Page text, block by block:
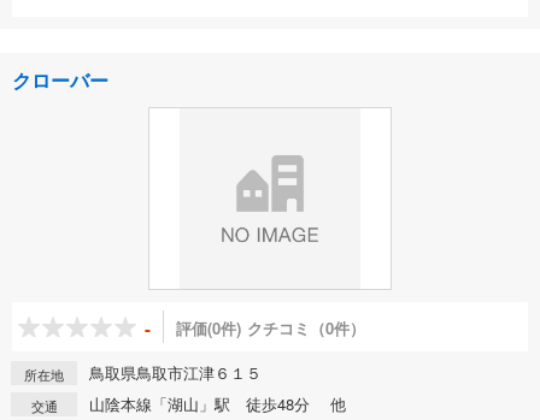
クローバー
- 評価(0件) クチコミ（0件）
所在地 鳥取県鳥取市江津６１５
交通 山陰本線「湖山」駅 徒歩48分 他